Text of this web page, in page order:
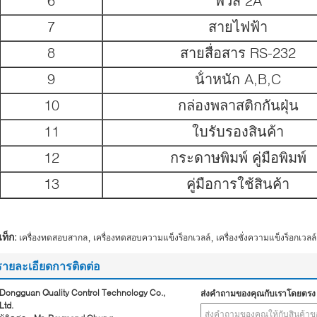
7
สายไฟฟ้า
8
สายสื่อสาร RS-232
9
น้ําหนัก A,B,C
10
กล่องพลาสติกกันฝุ่น
11
ใบรับรองสินค้า
12
กระดาษพิมพ์ คู่มือพิมพ์
13
คู่มือการใช้สินค้า
ก: เครื่องทดสอบสากล เครื่องทดสอบความแข็งร็อกเวลล์ เครื่องชั่งความแข็งร็อกเวลล์
ายละเอียดการติดต่อ
Dongguan Quality Control Technology Co.,
Ltd.
ส่งคำถามของคุณกับเราโดยตรง